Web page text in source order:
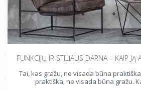
FUNKCIJŲ IR STILIAUS DARNA – KAIP JĄ
Tai, kas gražu, ne visada būna
praktiška, ne visada būna gražu.